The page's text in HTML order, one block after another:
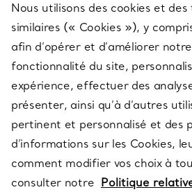
SERVICES
À PROPOS
QUESTIONS LÉGALES
SUIVEZ-NOUS
Nous utilisons des cookies et
similaires (« Cookies »), y
afin d’opérer et d’améliorer
fonctionnalité du site,
expérience, effectuer des
présenter, ainsi qu’à d’autres
pertinent et personnalisé et des
d’informations sur les Cookies,
comment modifier vos choix à
consulter notre Politique